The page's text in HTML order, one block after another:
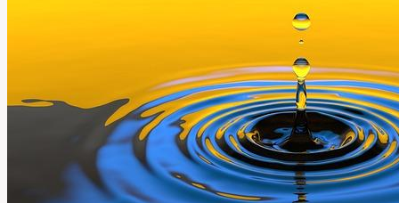
Kontext!